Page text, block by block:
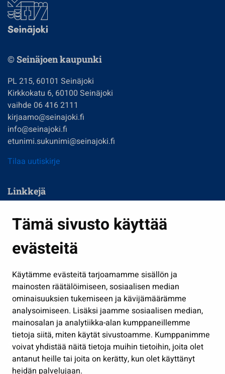
Tämä sivusto käyttää
evästeitä
Käytämme evästeitä tarjoamamme sisällön ja
mainosten räätälöimiseen, sosiaalisen median
ominaisuuksien tukemiseen ja kävijämäärämme
analysoimiseen. Lisäksi jaamme sosiaalisen median,
mainosalan ja analytiikka-alan kumppaneillemme
tietoja siitä, miten käytät sivustoamme. Kumppanimme
voivat yhdistää näitä tietoja muihin tietoihin, joita olet
antanut heille tai joita on kerätty, kun olet käyttänyt
heidän palvelujaan.
© Seinäjoen kaupunki
PL 215, 60101 Seinäjoki
Kirkkokatu 6, 60100 Seinäjoki
vaihde 06 416 2111
kirjaamo@seinajoki.fi
info@seinajoki.fi
etunimi.sukunimi@seinajoki.fi
Tilaa uutiskirje
Linkkejä
Kasvatus ja opetus
Kulttuuri ja liikunta
Työ ja yrittäminen
Osallistu ja asioi
Näytä omat evästeasetukseni
Seuraa meitä